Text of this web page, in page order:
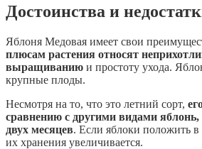
Достоинства и
Яблоня Медовая имеет свои
плюсам растения относят
выращиванию и простоту ухода.
крупные плоды.
Несмотря на то, что это летний сорт,
сравнению с другими видами яблонь,
двух месяцев. Если яблоки положить в
их хранения увеличивается.